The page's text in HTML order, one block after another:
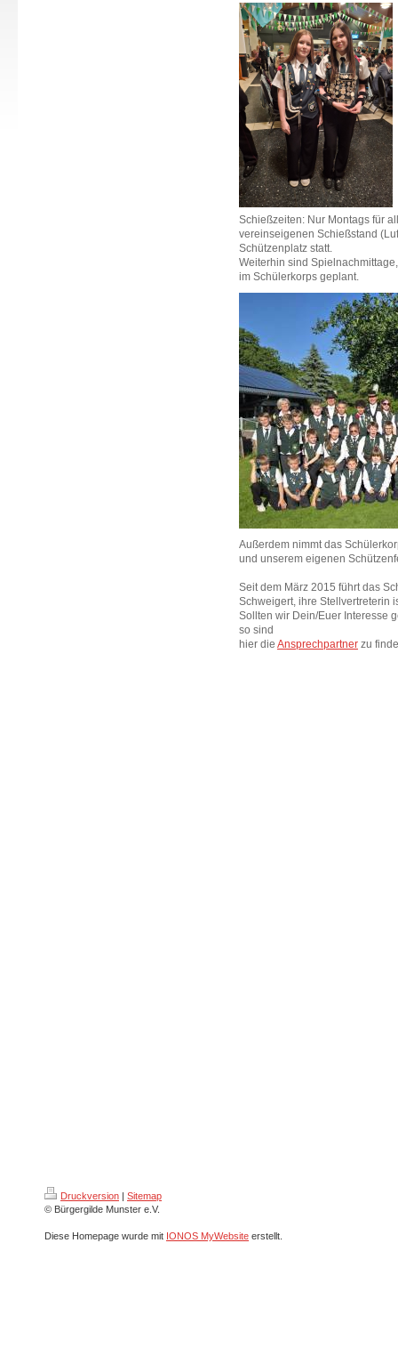
Schießzeiten: Nur Montags für
vereinseigenen Schießstand (
Schützenplatz statt.
Weiterhin sind
im Schülerkorps geplant.
Außerdem nimmt das
und unserem eigenen
Seit dem März 2015 führt das
Schweigert, ihre Stellvertreterin
Sollten wir Dein/Euer Interesse
so sind
hier die Ansprechpartner zu
Druckversion | Sitemap
© Bürgergilde Munster e.V.
Diese Homepage wurde mit IONOS MyWebsite erstellt.